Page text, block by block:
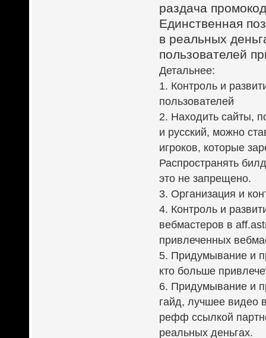
раздача
Единственная
в реальных
пользователей
Детальнее:
1. Контроль и
пользователей
2. Находить сайты,
и русский, можно
игроков, которые
Распространять
это не запрещено.
3. Организация и
4. Контроль и
вебмастеров в
привлеченных
5. Придумывание и
кто больше
6. Придумывание и
гайд, лучшее видео
рефф ссылкой
реальных деньгах.